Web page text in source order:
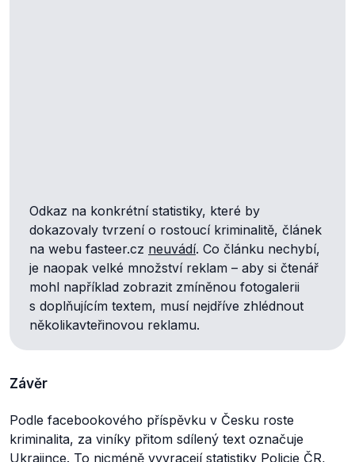
Odkaz na konkrétní statistiky, které by
dokazovaly tvrzení o rostoucí kriminalitě, článek
na webu fasteer.cz neuvádí. Co článku nechybí,
je naopak velké množství reklam – aby si čtenář
mohl například zobrazit zmíněnou fotogalerii
s doplňujícím textem, musí nejdříve zhlédnout
několikavteřinovou reklamu.
Závěr
Podle facebookového příspěvku v Česku roste
kriminalita, za viníky přitom sdílený text označuje
Ukrajince. To nicméně vyvracejí statistiky Policie ČR,